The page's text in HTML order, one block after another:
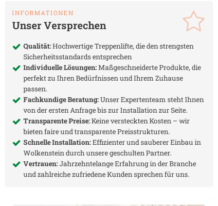
INFORMATIONEN
Unser Versprechen
Qualität:Hochwertige Treppenlifte, die den strengsten
Sicherheitsstandards entsprechen
Individuelle Lösungen:Maßgeschneiderte Produkte, die
perfekt zu Ihren Bedürfnissen und Ihrem Zuhause
passen.
Fachkundige Beratung:Unser Expertenteam steht Ihnen
von der ersten Anfrage bis zur Installation zur Seite.
Transparente Preise:Keine versteckten Kosten – wir
bieten faire und transparente Preisstrukturen.
Schnelle Installation:Effizienter und sauberer Einbau in
Wolkensteindurch unsere geschulten Partner.
Vertrauen:Jahrzehntelange Erfahrung in der Branche
und zahlreiche zufriedene Kunden sprechen für uns.